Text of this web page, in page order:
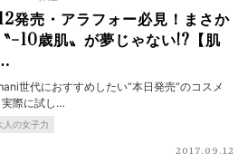
発売・アラフォー必見！まさか
−10歳肌〟が夢じゃない!?【肌
世代におすすめしたい“本日発売”のコスメ
実際に試し…
人の女子力
2017.09.12